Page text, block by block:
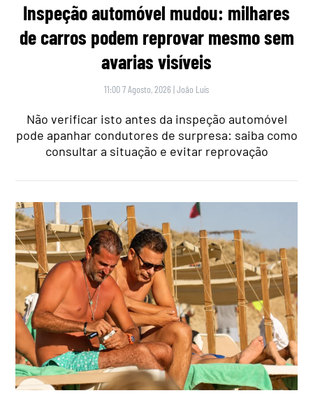
Inspeção automóvel mudou: milhares
de carros podem reprovar mesmo sem
avarias visíveis
11:00 7 Agosto, 2026 |João Luís
Não verificar isto antes da inspeção automóvel
pode apanhar condutores de surpresa: saiba como
consultar a situação e evitar reprovação